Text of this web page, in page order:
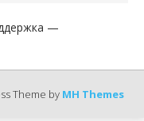
—
Theme by MH Themes